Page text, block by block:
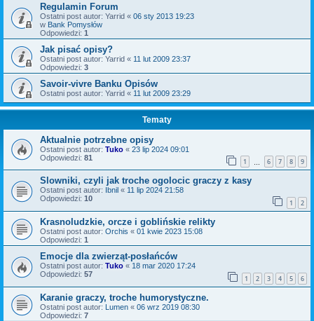
Regulamin Forum
Ostatni post autor: Yarrid « 06 sty 2013 19:23
w Bank Pomysłów
Odpowiedzi: 1
Jak pisać opisy?
Ostatni post autor: Yarrid « 11 lut 2009 23:37
Odpowiedzi: 3
Savoir-vivre Banku Opisów
Ostatni post autor: Yarrid « 11 lut 2009 23:29
Tematy
Aktualnie potrzebne opisy
Ostatni post autor: Tuko « 23 lip 2024 09:01
Odpowiedzi: 81 1 6 7 8 9
Slowniki, czyli jak troche ogolocic graczy z kasy
Ostatni post autor: Ibnil « 11 lip 2024 21:58
Odpowiedzi: 10 1 2
Krasnoludzkie, orcze i goblińskie relikty
Ostatni post autor: Orchis « 01 kwie 2023 15:08
Odpowiedzi: 1
Emocje dla zwierząt-posłańców
Ostatni post autor: Tuko « 18 mar 2020 17:24
Odpowiedzi: 57 1 2 3 4 5 6
Karanie graczy, troche humorystyczne.
Ostatni post autor: Lumen « 06 wrz 2019 08:30
Odpowiedzi: 7